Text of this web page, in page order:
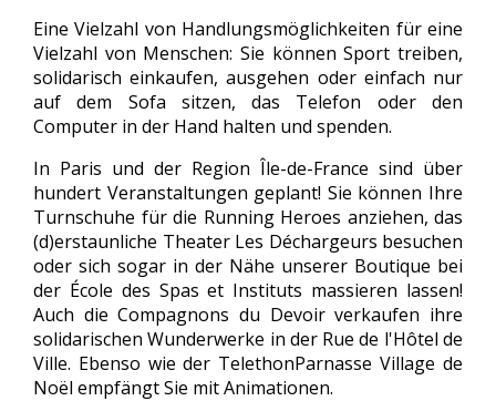
Eine Vielzahl von Handlungsmöglichkeiten für eine
Vielzahl von Menschen: Sie können Sport treiben,
solidarisch einkaufen, ausgehen oder einfach nur
auf dem Sofa sitzen, das Telefon oder den
Computer in der Hand halten und spenden.
In Paris und der Region Île-de-France sind über
hundert Veranstaltungen geplant! Sie können Ihre
Turnschuhe für die Running Heroes anziehen, das
(d)erstaunliche Theater Les Déchargeurs besuchen
oder sich sogar in der Nähe unserer Boutique bei
der École des Spas et Instituts massieren lassen!
Auch die Compagnons du Devoir verkaufen ihre
solidarischen Wunderwerke in der Rue de l'Hôtel de
Ville. Ebenso wie der TelethonParnasse Village de
Noël empfängt Sie mit Animationen.